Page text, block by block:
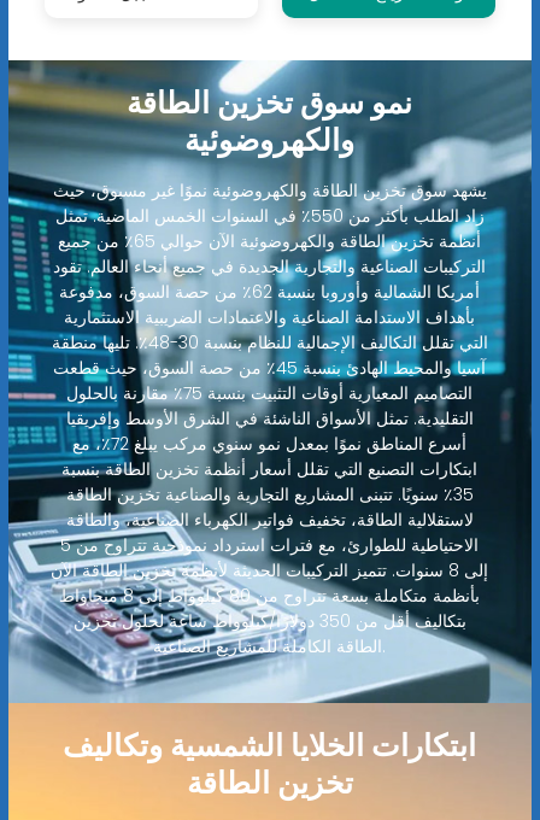
نمو سوق تخزين الطاقة
والكهروضوئية
يشهد سوق تخزين الطاقة والكهروضوئية نموًا غير مسبوق، حيث
زاد الطلب بأكثر من 550٪ في السنوات الخمس الماضية. تمثل
أنظمة تخزين الطاقة والكهروضوئية الآن حوالي 65٪ من جميع
التركيبات الصناعية والتجارية الجديدة في جميع أنحاء العالم. تقود
أمريكا الشمالية وأوروبا بنسبة 62٪ من حصة السوق، مدفوعة
بأهداف الاستدامة الصناعية والاعتمادات الضريبية الاستثمارية
التي تقلل التكاليف الإجمالية للنظام بنسبة 30-48٪. تليها منطقة
آسيا والمحيط الهادئ بنسبة 45٪ من حصة السوق، حيث قطعت
التصاميم المعيارية أوقات التثبيت بنسبة 75٪ مقارنة بالحلول
التقليدية. تمثل الأسواق الناشئة في الشرق الأوسط وإفريقيا
أسرع المناطق نموًا بمعدل نمو سنوي مركب يبلغ 72٪، مع
ابتكارات التصنيع التي تقلل أسعار أنظمة تخزين الطاقة بنسبة
35٪ سنويًا. تتبنى المشاريع التجارية والصناعية تخزين الطاقة
لاستقلالية الطاقة، تخفيف فواتير الكهرباء الصناعية، والطاقة
الاحتياطية للطوارئ، مع فترات استرداد نموذجية تتراوح من 5
إلى 8 سنوات. تتميز التركيبات الحديثة لأنظمة تخزين الطاقة الآن
بأنظمة متكاملة بسعة تتراوح من 80 كيلوواط إلى 8 ميجاواط
بتكاليف أقل من 350 دولارًا/كيلوواط ساعة لحلول تخزين
الطاقة الكاملة للمشاريع الصناعية.
ابتكارات الخلايا الشمسية وتكاليف
تخزين الطاقة